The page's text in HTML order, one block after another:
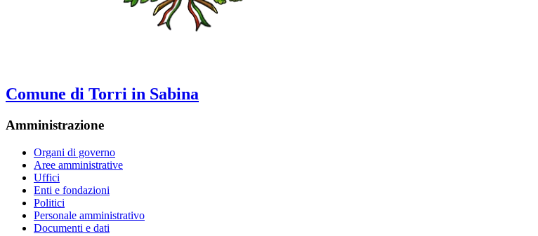
Comune di Torri in Sabina
Amministrazione
Organi di governo
Aree amministrative
Uffici
Enti e fondazioni
Politici
Personale amministrativo
Documenti e dati